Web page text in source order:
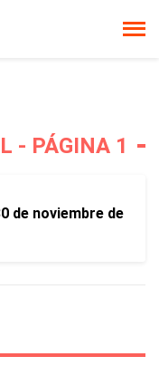
- PÁGINA 1
de noviembre de